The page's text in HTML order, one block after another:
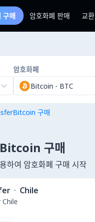
구매 암호화폐 판매 교환
암호화폐
Bitcoin - BTC
구매
구매
하여 암호화폐 구매 시작
· Chile